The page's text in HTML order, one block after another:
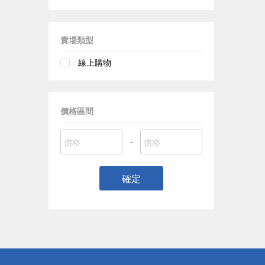
賣場類型
線上購物
價格區間
-
確定
詐騙網頁！